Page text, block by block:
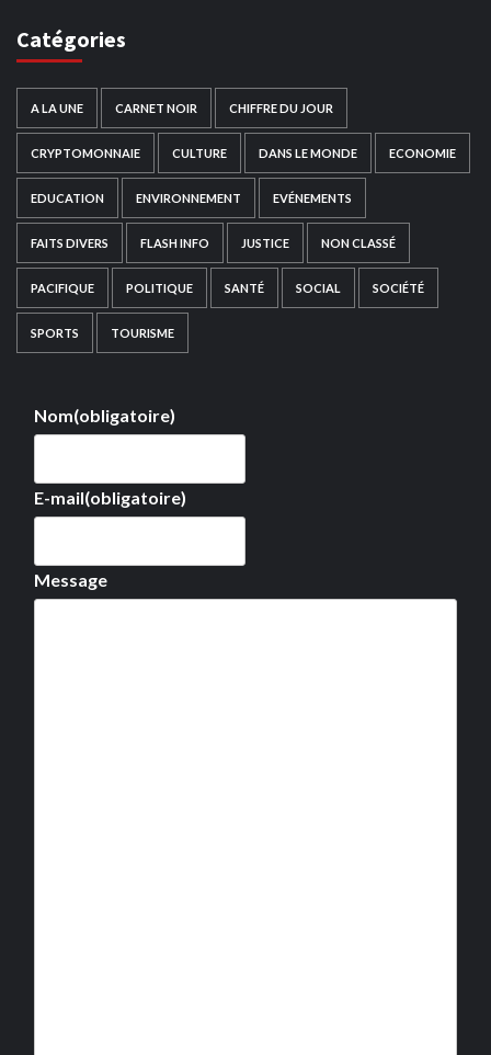
Catégories
A LA UNE CARNET NOIR CHIFFRE DU JOUR
CRYPTOMONNAIE CULTURE DANS LE MONDE ECONOMIE
EDUCATION ENVIRONNEMENT EVÉNEMENTS
FAITS DIVERS FLASH INFO JUSTICE NON CLASSÉ
PACIFIQUE POLITIQUE SANTÉ SOCIAL SOCIÉTÉ
SPORTS TOURISME
Nom(obligatoire)
E-mail(obligatoire)
Message